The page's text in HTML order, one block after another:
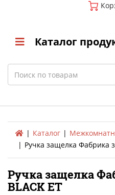
Каталог
Search
Каталог
Ручка защелка Фабрика
Ручка защелка
BLACK ET